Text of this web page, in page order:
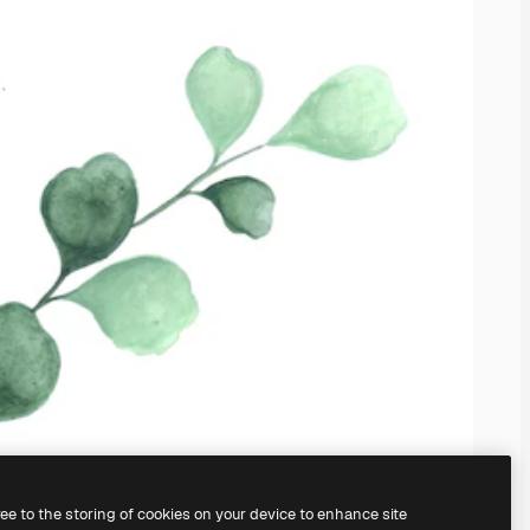
to the storing of cookies on your device to enhance site